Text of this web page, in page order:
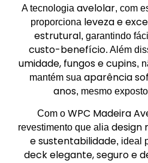
A tecnologia avelolar, com
proporciona leveza e
estrutural, garantindo
custo-benefício. Além
umidade, fungos e cupins,
mantém sua aparência
anos, mesmo
Com o WPC Madeira
revestimento que alia design
e sustentabilidade, ideal
deck elegante, seguro e